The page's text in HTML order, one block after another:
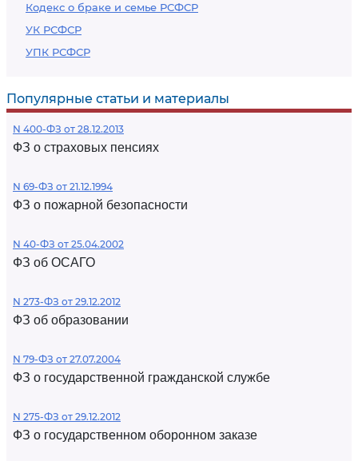
Кодекс о браке и семье РСФСР
УК РСФСР
УПК РСФСР
Популярные статьи и материалы
N 400-ФЗ от 28.12.2013
ФЗ о страховых пенсиях
N 69-ФЗ от 21.12.1994
ФЗ о пожарной безопасности
N 40-ФЗ от 25.04.2002
ФЗ об ОСАГО
N 273-ФЗ от 29.12.2012
ФЗ об образовании
N 79-ФЗ от 27.07.2004
ФЗ о государственной гражданской службе
N 275-ФЗ от 29.12.2012
ФЗ о государственном оборонном заказе